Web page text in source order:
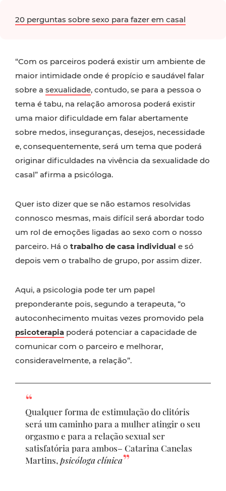
20 perguntas sobre sexo para fazer em casal
“Com os parceiros poderá existir um ambiente de
maior intimidade onde é propício e saudável falar
sobre a sexualidade, contudo, se para a pessoa o
tema é tabu, na relação amorosa poderá existir
uma maior dificuldade em falar abertamente
sobre medos, inseguranças, desejos, necessidade
e, consequentemente, será um tema que poderá
originar dificuldades na vivência da sexualidade do
casal” afirma a psicóloga.
Quer isto dizer que se não estamos resolvidas
connosco mesmas, mais difícil será abordar todo
um rol de emoções ligadas ao sexo com o nosso
parceiro. Há o trabalho de casa individual e só
depois vem o trabalho de grupo, por assim dizer.
Aqui, a psicologia pode ter um papel
preponderante pois, segundo a terapeuta, “o
autoconhecimento muitas vezes promovido pela
psicoterapia poderá potenciar a capacidade de
comunicar com o parceiro e melhorar,
consideravelmente, a relação”.
Qualquer forma de estimulação do clitóris
será um caminho para a mulher atingir o seu
orgasmo e para a relação sexual ser
satisfatória para ambos– Catarina Canelas
Martins,psicóloga clínica